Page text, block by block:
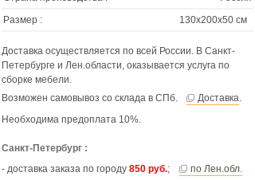
Размер :
130х200х50 см
Доставка осуществляется по всей России. В Санкт-
Петербурге и Лен.области, оказывается услуга по
сборке мебели.
Возможен самовывоз со склада в СПб.
Доставка.
Необходима предоплата 10%.
Санкт-Петербург :
- доставка заказа по городу 850 руб.;
по Лен.обл.